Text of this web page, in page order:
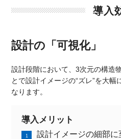
導入
設計の「可視化」
設計段階において、3次元の構造
とで設計イメージの“ズレ”を大
なります。
導入メリット
設計イメージの細部